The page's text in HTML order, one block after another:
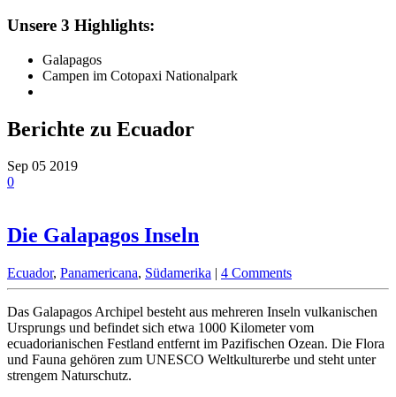
Unsere 3 Highlights:
Galapagos
Campen im Cotopaxi Nationalpark
Berichte zu Ecuador
Sep 05 2019
0
Die Galapagos Inseln
Ecuador, Panamericana, Südamerika | 4 Comments
Das Galapagos Archipel besteht aus mehreren Inseln vulkanischen
Ursprungs und befindet sich etwa 1000 Kilometer vom
ecuadorianischen Festland entfernt im Pazifischen Ozean. Die Flora
und Fauna gehören zum UNESCO Weltkulturerbe und steht unter
strengem Naturschutz.